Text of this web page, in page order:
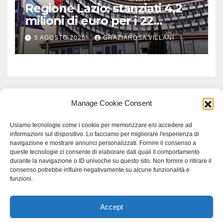
Manage Cookie Consent
Usiamo tecnologie come i cookie per memorizzare e/o accedere ad
informazioni sul dispositivo. Lo facciamo per migliorare l'esperienza di
navigazione e mostrare annunci personalizzati. Fornire il consenso a
queste tecnologie ci consente di elaborare dati quali il comportamento
durante la navigazione o ID univoche su questo sito. Non fornire o ritirare il
consenso potrebbe influire negativamente su alcune funzionalità e
funzioni.
Accept
Regione Lazio: stanziati 4,2
milioni di euro per i 22
Comuni dell’Etruria
Meridionale
5 AGOSTO 2026 GRAZIAROSA VILLANI
Proudly powered by WordPress|Tema: Newspaperex di